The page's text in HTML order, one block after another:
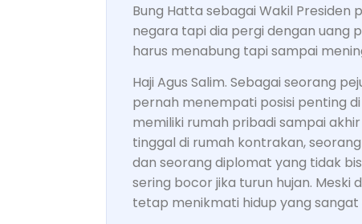
Bung Hatta sebagai Wakil Presiden
negara tapi dia pergi dengan uang
harus menabung tapi sampai
Haji Agus Salim. Sebagai seorang
pernah menempati posisi penting
memiliki rumah pribadi sampai
tinggal di rumah kontrakan,
dan seorang diplomat yang tidak
sering bocor jika turun hujan. Meski
tetap menikmati hidup yang